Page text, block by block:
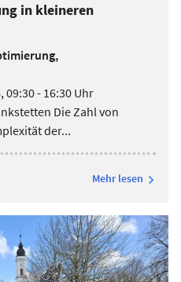
in kleineren
09:30 - 16:30 Uhr
Die Zahl von
der...
Mehr lesen